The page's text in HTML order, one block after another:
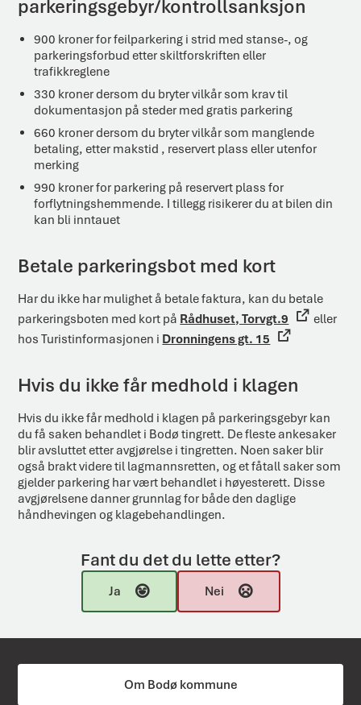
parkeringsgebyr/kontrollsanksjon
900 kroner for feilparkering i strid med stanse-, og
parkeringsforbud etter skiltforskriften eller
trafikkreglene
330 kroner dersom du bryter vilkår som krav til
dokumentasjon på steder med gratis parkering
660 kroner dersom du bryter vilkår som manglende
betaling, etter makstid , reservert plass eller utenfor
merking
990 kroner for parkering på reservert plass for
forflytningshemmende. I tillegg risikerer du at bilen din
kan bli inntauet
Betale parkeringsbot med kort
Har du ikke har mulighet å betale faktura, kan du betale
parkeringsboten med kort på Rådhuset, Torvgt.9
eller
hos Turistinformasjonen i Dronningens gt. 15
Hvis du ikke får medhold i klagen
Hvis du ikke får medhold i klagen på parkeringsgebyr kan
du få saken behandlet i Bodø tingrett. De fleste ankesaker
blir avsluttet etter avgjørelse i tingretten. Noen saker blir
også brakt videre til lagmannsretten, og et fåtall saker som
gjelder parkering har vært behandlet i høyesterett. Disse
avgjørelsene danner grunnlag for både den daglige
håndhevingen og klagebehandlingen.
Fant du det du lette etter?
Ja Nei
Om Bodø kommune